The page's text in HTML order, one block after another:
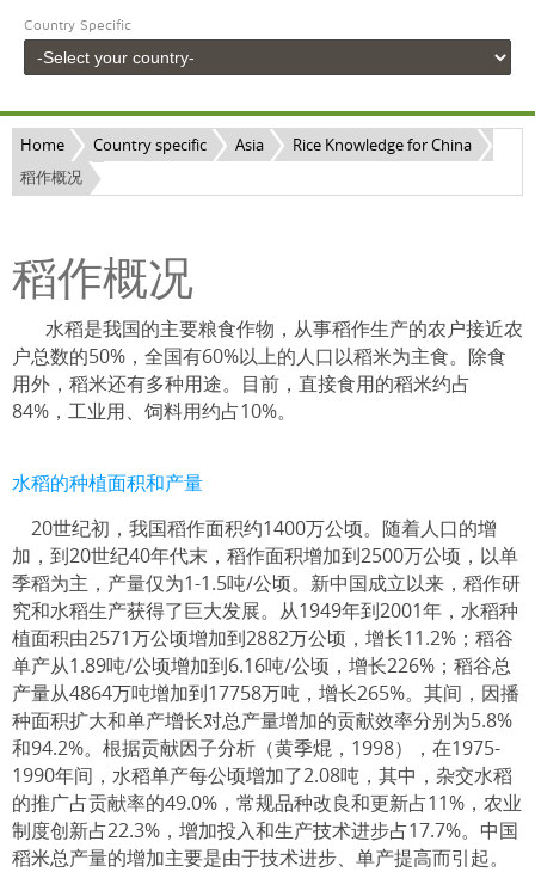
Country Specific
Home Country specific Asia
Rice Knowledge for China
稻作概况
稻作概况
水稻是我国的主要粮食作物，从事稻作生产的农户接近农
户总数的50%，全国有60%以上的人口以稻米为主食。除食
用外，稻米还有多种用途。目前，直接食用的稻米约占
84%，工业用、饲料用约占10%。
水稻的种植面积和产量
20世纪初，我国稻作面积约1400万公顷。随着人口的增
加，到20世纪40年代末，稻作面积增加到2500万公顷，以单
季稻为主，产量仅为1-1.5吨/公顷。新中国成立以来，稻作研
究和水稻生产获得了巨大发展。从1949年到2001年，水稻种
植面积由2571万公顷增加到2882万公顷，增长11.2%；稻谷
单产从1.89吨/公顷增加到6.16吨/公顷，增长226%；稻谷总
产量从4864万吨增加到17758万吨，增长265%。其间，因播
种面积扩大和单产增长对总产量增加的贡献效率分别为5.8%
和94.2%。根据贡献因子分析（黄季焜，1998），在1975-
1990年间，水稻单产每公顷增加了2.08吨，其中，杂交水稻
的推广占贡献率的49.0%，常规品种改良和更新占11%，农业
制度创新占22.3%，增加投入和生产技术进步占17.7%。中国
稻米总产量的增加主要是由于技术进步、单产提高而引起。